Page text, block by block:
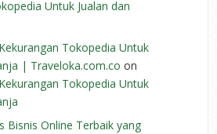
Untuk Jualan dan
Tokopedia Untuk
| Traveloka.com.co on
Tokopedia Untuk
Bisnis Online Terbaik yang